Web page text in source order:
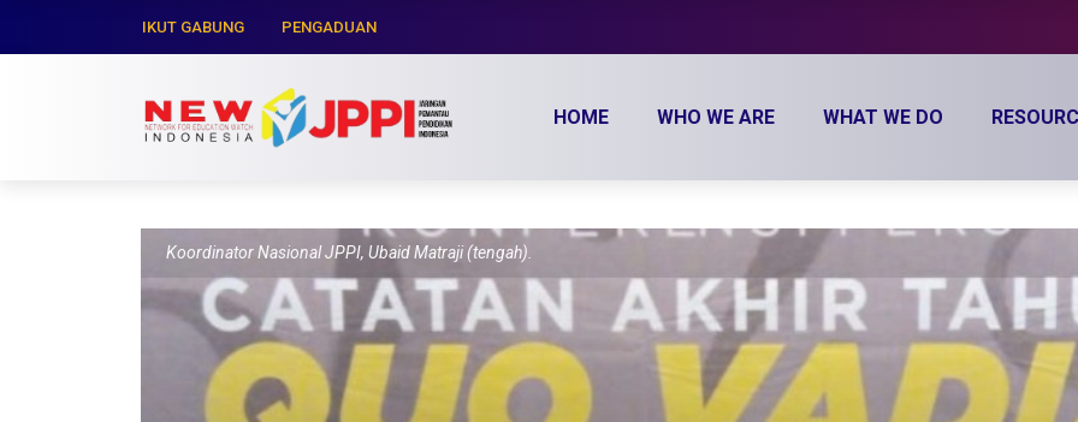
IKUT GABUNG PENGADUAN
HOME WHO WE ARE WHAT WE DO
Koordinator Nasional JPPI, Ubaid Matraji (tengah).